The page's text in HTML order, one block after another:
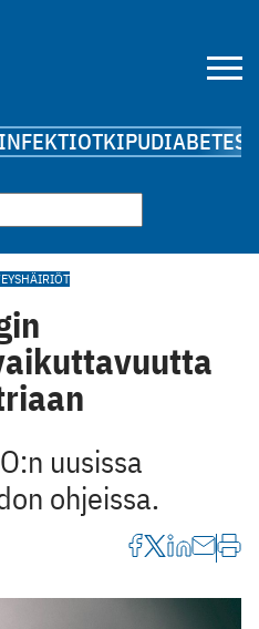
INFEKTIOTKIPUDIABETES
uusissa
ohjeissa.